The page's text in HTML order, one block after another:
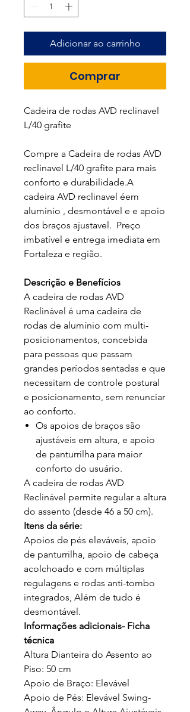
Adicionar ao carrinho
Comprar
Cadeira de rodas AVD reclinavel
L/40 grafite
Compre a Cadeira de rodas AVD
reclinavel L/40 grafite para mais
conforto e durabilidade.A
cadeira AVD reclinavel éem
aluminio , desmontável e e apoio
dos braços ajustavel. Preço
imbatível e entrega imediata em
Fortaleza e região.
Descrição e Benefícios
A cadeira de rodas AVD
Reclinável é uma cadeira de
rodas de alumínio com multi-
posicionamentos, concebida
para pessoas que passam
grandes períodos sentadas e que
necessitam de controle postural
e posicionamento, sem renunciar
ao conforto.
Os apoios de braços são
ajustáveis em altura, e apoio
de panturrilha para maior
conforto do usuário.
A cadeira de rodas AVD
Reclinável permite regular a altura
do assento (desde 46 a 50 cm).
Itens da série:
Apoios de pés eleváveis, apoio
de panturrilha, apoio de cabeça
acolchoado e com múltiplas
regulagens e rodas anti-tombo
integrados, Além de tudo é
desmontável.
Informações adicionais- Ficha
técnica
Altura Dianteira do Assento ao
Piso: 50 cm
Apoio de Braço: Elevável
Apoio de Pés: Elevável Swing-